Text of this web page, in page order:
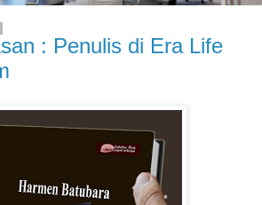
: Penulis di Era Life